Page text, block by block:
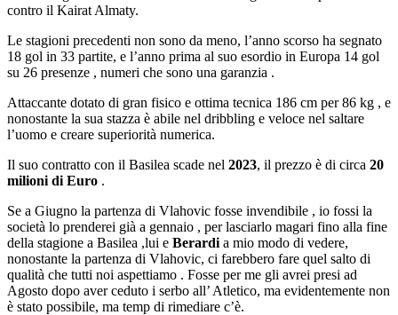
contro il Kairat Almaty.
Le stagioni precedenti non sono da meno, l’anno scorso ha segnato
18 gol in 33 partite, e l’anno prima al suo esordio in Europa 14 gol
su 26 presenze , numeri che sono una garanzia .
Attaccante dotato di gran fisico e ottima tecnica 186 cm per 86 kg , e
nonostante la sua stazza è abile nel dribbling e veloce nel saltare
l’uomo e creare superiorità numerica.
Il suo contratto con il Basilea scade nel 2023, il prezzo è di circa 20
milioni di Euro .
Se a Giugno la partenza di Vlahovic fosse invendibile , io fossi la
società lo prenderei già a gennaio , per lasciarlo magari fino alla fine
della stagione a Basilea ,lui e Berardi a mio modo di vedere,
nonostante la partenza di Vlahovic, ci farebbero fare quel salto di
qualità che tutti noi aspettiamo . Fosse per me gli avrei presi ad
Agosto dopo aver ceduto i serbo all’ Atletico, ma evidentemente non
è stato possibile, ma temp di rimediare c’è.